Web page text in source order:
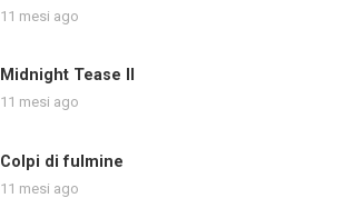
11 mesi ago
Midnight Tease II
11 mesi ago
Colpi di fulmine
11 mesi ago